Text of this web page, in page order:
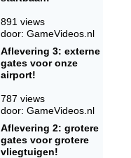
891 views
door: GameVideos.nl
Aflevering 3: externe
gates voor onze
airport!
787 views
door: GameVideos.nl
Aflevering 2: grotere
gates voor grotere
vliegtuigen!